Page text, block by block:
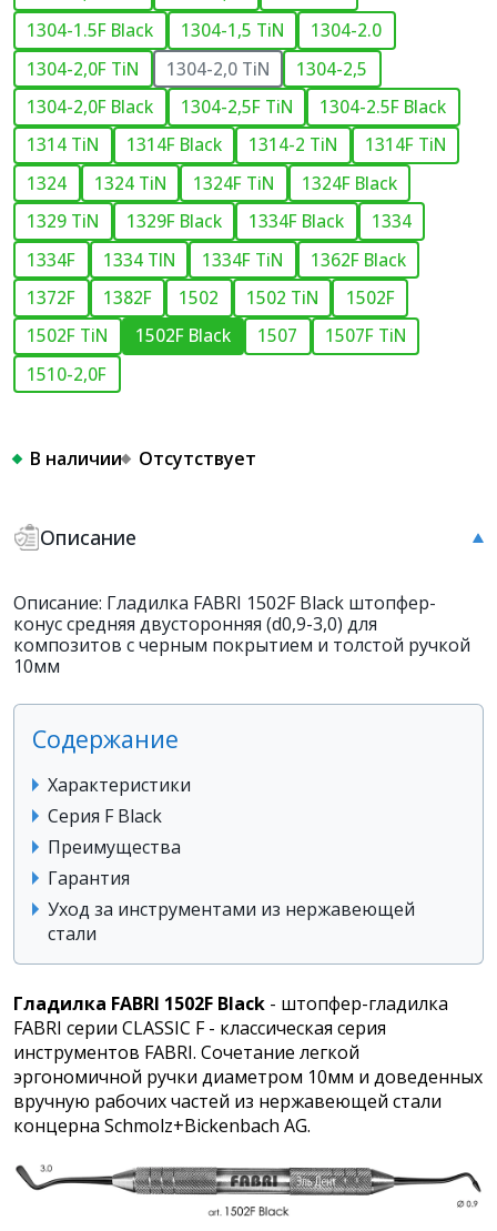
1304-1.5F Black
1304-1,5 TiN
1304-2.0
1304-2,0F TiN
1304-2,0 TiN
1304-2,5
1304-2,0F Black
1304-2,5F TiN
1304-2.5F Black
1314 TiN
1314F Black 1314-2 TiN
1314F TiN
1324
1324 TiN 1324F TiN
1324F Black
1329 TiN
1329F Black 1334F Black
1334
1334F
1334 TIN 1334F TiN
1362F Black
1372F
1382F 1502 1502 TiN
1502F
1502F TiN
1502F Black 1507
1507F TiN
1510-2,0F
В наличии Отсутствует
Описание
Описание: Гладилка FABRI 1502F Black штопфер-
конус средняя двусторонняя (d0,9-3,0) для
композитов с черным покрытием и толстой ручкой
10мм
Содержание
Характеристики
Серия F Black
Преимущества
Гарантия
Уход за инструментами из нержавеющей
стали
Гладилка FABRI 1502F Black - штопфер-гладилка
FABRI серии CLASSIC F - классическая серия
инструментов FABRI. Сочетание легкой
эргономичной ручки диаметром 10мм и доведенных
вручную рабочих частей из нержавеющей стали
концерна Schmolz+Bickenbach AG.